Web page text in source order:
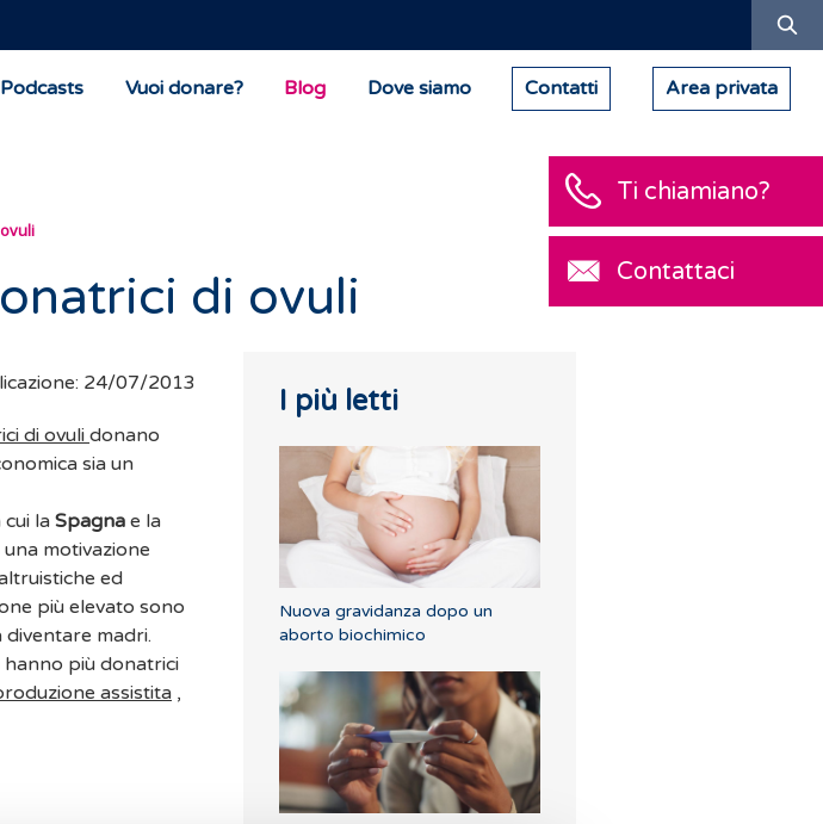
Podcasts Vuoi donare? Blog Dove siamo Contatti Area privata
di ovuli
24/07/2013
di ovuli donano
sia un
la Spagna e la
una motivazione
ed
più elevato sono
madri.
più donatrici
assistita ,
I più letti
Nuova gravidanza dopo un
aborto biochimico
Ti chiamiano?
Contattaci